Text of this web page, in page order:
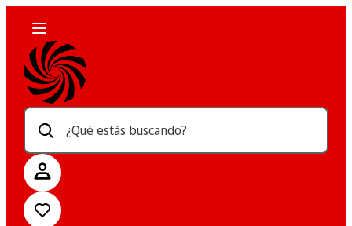
¿Qué estás buscando?